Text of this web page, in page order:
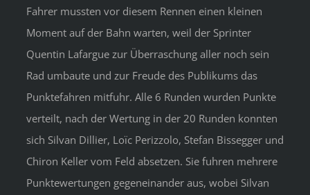
Fahrer mussten vor diesem Rennen einen kleinen
Moment auf der Bahn warten, weil der Sprinter
Quentin Lafargue zur Überraschung aller noch sein
Rad umbaute und zur Freude des Publikums das
Punktefahren mitfuhr. Alle 6 Runden wurden Punkte
verteilt, nach der Wertung in der 20 Runden konnten
sich Silvan Dillier, Loïc Perizzolo, Stefan Bissegger und
Chiron Keller vom Feld absetzen. Sie fuhren mehrere
Punktewertungen gegeneinander aus, wobei Silvan